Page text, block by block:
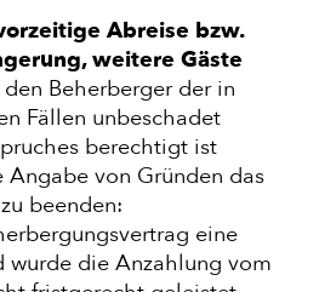
Abreise bzw.
weitere Gäste
Beherberger der in
Fällen unbeschadet
berechtigt ist
von Gründen das
beenden:
eine
wurde die Anzahlung vom